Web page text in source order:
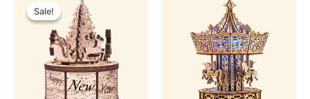
Sale!
Sale!
hind
oli:
34,95 €.29,95 €.